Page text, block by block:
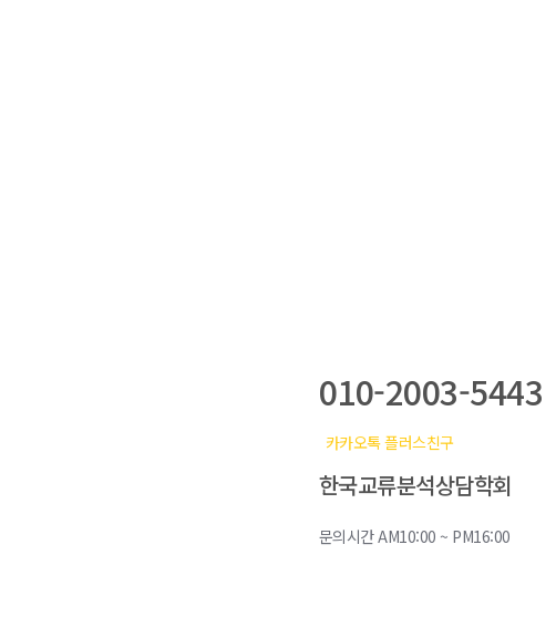
010-2003-5443
카카오톡 플러스친구
한국교류분석상담학회
문의시간 AM10:00 ~ PM16:00